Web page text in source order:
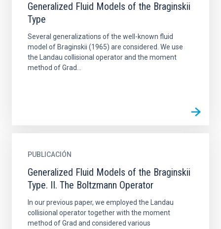
Generalized Fluid Models of the Braginskii
Type
Several generalizations of the well-known fluid
model of Braginskii (1965) are considered. We use
the Landau collisional operator and the moment
method of Grad...
PUBLICACIÓN
Generalized Fluid Models of the Braginskii
Type. II. The Boltzmann Operator
In our previous paper, we employed the Landau
collisional operator together with the moment
method of Grad and considered various